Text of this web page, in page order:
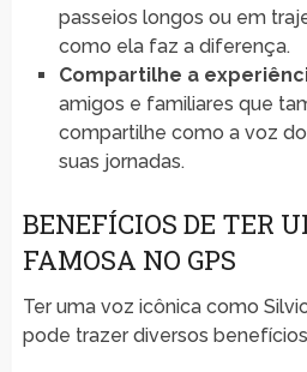
passeios longos ou em
como ela faz a diferença.
Compartilhe a
amigos e familiares que
compartilhe como a voz
suas jornadas.
BENEFÍCIOS DE TER
FAMOSA NO GPS
Ter uma voz icônica como
pode trazer diversos